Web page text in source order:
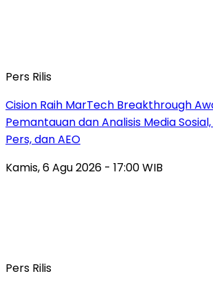
Pers Rilis
Cision Raih MarTech Breakthrough
Pemantauan dan Analisis Media
Pers, dan AEO
Kamis, 6 Agu 2026 - 17:00 WIB
Pers Rilis